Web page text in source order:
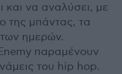
και να αναλύσει, με
της μπάντας, τα
ημερών.
παραμένουν
του hip hop.